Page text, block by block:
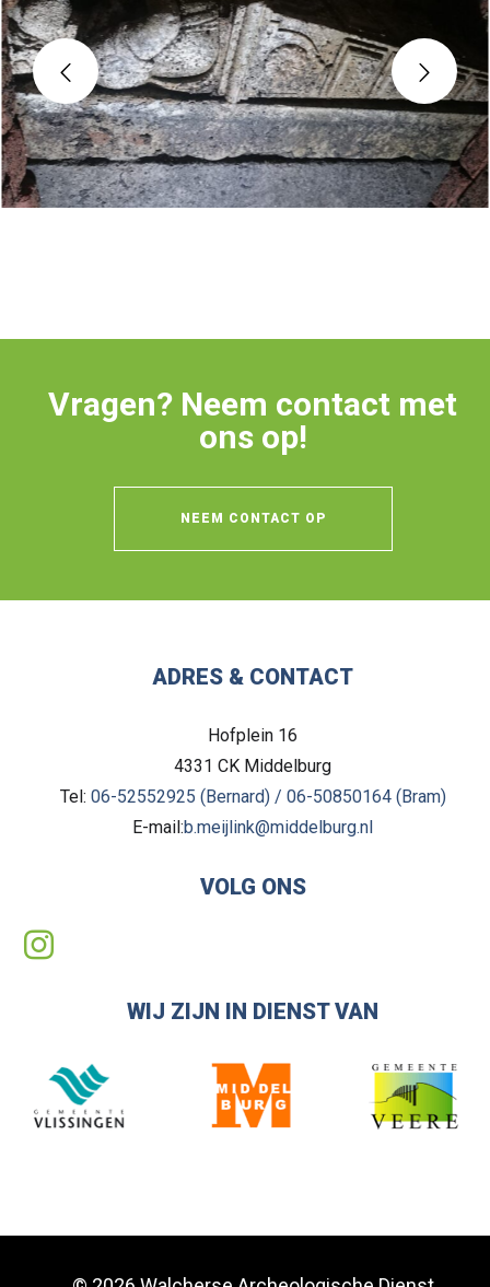
Vragen? Neem contact met
ons op!
NEEM CONTACT OP
ADRES & CONTACT
Hofplein 16
4331 CK Middelburg
Tel: 06-52552925 (Bernard) / 06-50850164 (Bram)
E-mail:b.meijlink@middelburg.nl
VOLG ONS
WIJ ZIJN IN DIENST VAN